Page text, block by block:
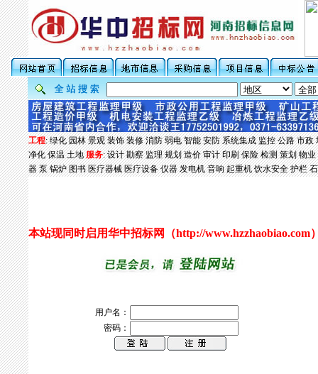
工程:绿化 园林 景观 装饰 装修 消防 弱电 智能 安防 系统集成 监控 公路 市政
净化 保温 土地 服务:设计 勘察 监理 规划 造价 审计 印刷 保险 检测 策划 物业
器 泵 锅炉 图书 医疗器械 医疗设备 仪器 发电机 音响 起重机 饮水安全 护栏
本站现同时启用华中招标网（http://www.hzzhaobiao.com
用户名：
密码：